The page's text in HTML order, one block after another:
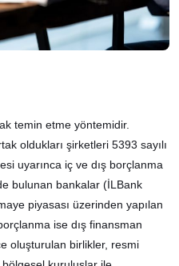
temin etme yöntemidir.
oldukları şirketleri 5393 sayılı
uyarınca iç ve dış borçlanma
bulunan bankalar (İLBank
piyasası üzerinden yapılan
ise dış finansman
oluşturulan birlikler, resmi